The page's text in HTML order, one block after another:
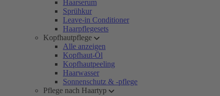
Haarserum
Sprühkur
Leave-in Conditioner
Haarpflegesets
Kopfhautpflege
Alle anzeigen
Kopfhaut-Öl
Kopfhautpeeling
Haarwasser
Sonnenschutz & -pflege
Pflege nach Haartyp